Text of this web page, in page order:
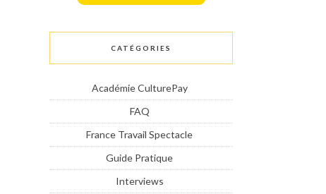
CATÉGORIES
Académie CulturePay
FAQ
France Travail Spectacle
Guide Pratique
Interviews